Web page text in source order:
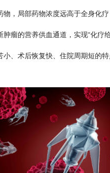
，局部药物浓度远高于全身化
瘤的营养供血通道，实现“化疗
、术后恢复快、住院周期短的